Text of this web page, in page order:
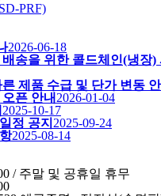
PRF)
2026-06-18
송을 위한 콜드체인(냉장)
제품 수급 및 단가 변동
픈 안내 2026-01-04
2025-10-17
정 공지 2025-09-24
2025-08-14
/ 주말 및 공휴일 휴무